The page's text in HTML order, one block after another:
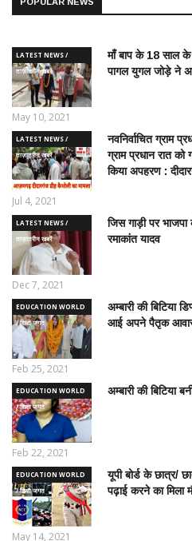
LATEST NEWS /
ताज़ातरीन खबरें
माँ बाप के 18 साल के
पागल युगल जोड़े ने
May 10, 2021
LATEST NEWS /
ताज़ातरीन खबरें
नवनिर्वाचित ग्राम
ग्राम प्रधान रात
किया अपहरण :
Jul 4, 2021
LATEST NEWS /
ताज़ातरीन खबरें
जिस गाड़ी पर
रमाकांत यादव
Dec 7, 2021
EDUCATION WORLD
/ शिक्षा जगत
अम्बारी की बिटिया
आई अपने पैतृक
Feb 25, 2021
EDUCATION WORLD
/ शिक्षा जगत
अम्बारी की बिटिया
Feb 22, 2021
EDUCATION WORLD
/ शिक्षा जगत
यूपी बोर्ड के छात्र/
पढ़ाई करने का मिला
May 14, 2021